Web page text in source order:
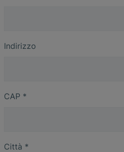
Indirizzo
CAP *
Città *